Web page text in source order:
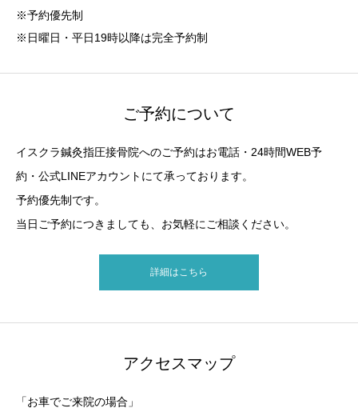
※予約優先制
※日曜日・平日19時以降は完全予約制
ご予約について
イスクラ鍼灸指圧接骨院へのご予約はお電話・24時間WEB予
約・公式LINEアカウントにて承っております。
予約優先制です。
当日ご予約につきましても、お気軽にご相談ください。
詳細はこちら
アクセスマップ
「お車でご来院の場合」